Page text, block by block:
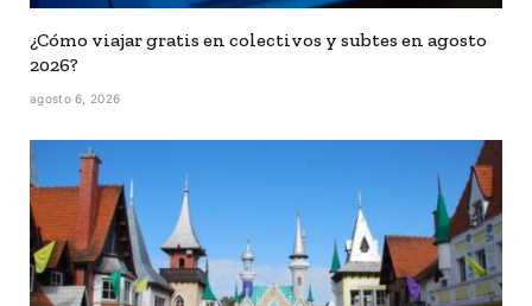
¿Cómo viajar gratis en colectivos y subtes en agosto
2026?
agosto 6, 2026